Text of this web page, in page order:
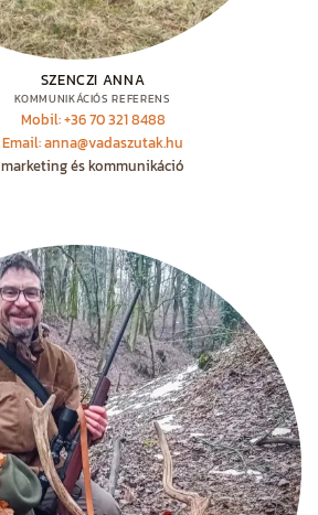
SZENCZI ANNA
KOMMUNIKÁCIÓS REFERENS
Mobil: +36 70 321 8488
Email: anna@vadaszutak.hu
marketing és kommunikáció